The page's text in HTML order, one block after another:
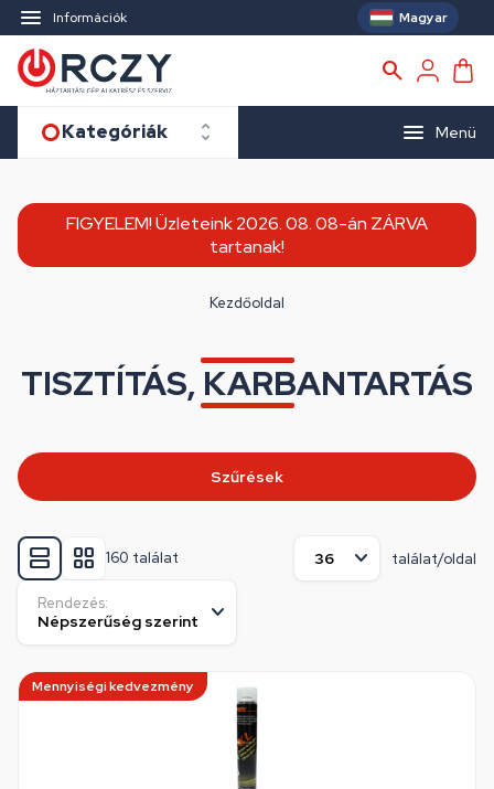
Információk Magyar
Kategóriák Menü
FIGYELEM! Üzleteink 2026. 08. 08-án ZÁRVA
tartanak!
Kezdőoldal
TISZTÍTÁS, KARBANTARTÁS
160 találat találat/oldal
Rendezés:
Mennyiségi kedvezmény
Szűrések